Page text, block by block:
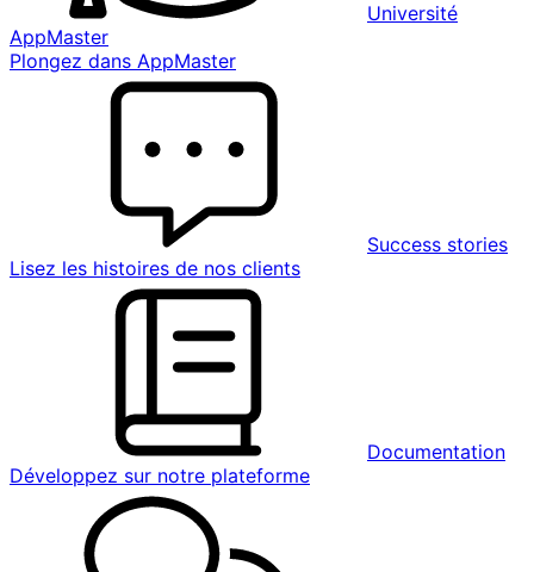
Université
AppMaster
Plongez dans AppMaster
Success stories
Lisez les histoires de nos clients
Documentation
Développez sur notre plateforme